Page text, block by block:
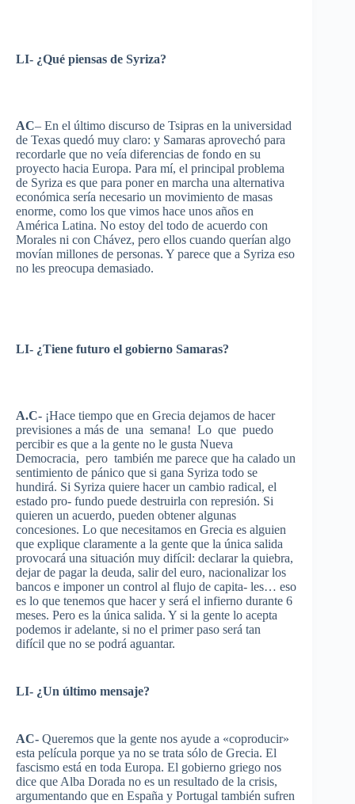
LI- ¿Qué piensas de Syriza?
AC– En el último discurso de Tsipras en la universidad
de Texas quedó muy claro: y Samaras aprovechó para
recordarle que no veía diferencias de fondo en su
proyecto hacia Europa. Para mí, el principal problema
de Syriza es que para poneren marcha una alternativa
económica sería necesario un movimiento de masas
enorme, como los que vimos hace unos años en
América Latina. No estoy del todo de acuerdo con
Morales ni con Chávez, pero ellos cuando querían algo
movían millones de personas. Y parece que a Syriza eso
no les preocupa demasiado.
LI- ¿Tiene futuro el gobierno Samaras?
A.C- ¡Hace tiempo que en Grecia dejamos de hacer
previsiones a más de una semana! Lo que puedo
percibir es que a la gente no le gusta Nueva
Democracia, pero también me parece que ha calado un
sentimiento de pánico que si gana Syriza todo se
hundirá. Si Syriza quiere hacerun cambio radical, el
estado pro- fundo puede destruirla con represión. Si
quieren un acuerdo, pueden obtener algunas
concesiones. Lo que necesitamos en Grecia es alguien
que explique claramente a la gente que la única salida
provocará una situación muy difícil: declararla quiebra,
dejarde pagarla deuda, salirdel euro, nacionalizarlos
bancos e imponerun control al flujo de capita- les… eso
es lo que tenemos que hacery será el infierno durante 6
meses. Pero es la única salida. Y si la gente lo acepta
podemos ir adelante, si no el primerpaso será tan
difícil que no se podrá aguantar.
LI- ¿Un último mensaje?
AC- Queremos que la gente nos ayude a «coproducir»
esta película porque ya no se trata sólo de Grecia. El
fascismo está en toda Europa. El gobierno griego nos
dice que Alba Dorada no es un resultado de la crisis,
argumentando que en España y Portugal también sufren